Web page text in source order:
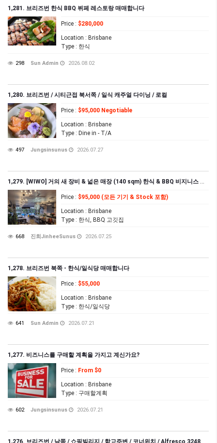
1,281. 브리즈번 한식 BBQ 뷔페 레스토랑 매매합니다
Price : $280,000
Location : Brisbane
Type : 한식
298 Sun Admin 2026.08.02
1,280. 브리즈번 / 시티근접 북서쪽 / 일식 캐주얼 다이닝 / 로컬
Price : $95,000 Negotiable
Location : Brisbane
Type : Dine in - T/A
497 Jungsinsunus 2026.07.27
1,279. [WIWO] 거의 새 장비 & 넓은 매장 (140 sqm) 한식 & BBQ 비지니스 급매
Price : $95,000 (모든 기기 & Stock 포함)
Location : Brisbane
Type : 한식, BBQ 고깃집
668 진희JinheeSunus 2026.07.25
1,278. 브리즈번 북쪽 - 한식/일식당 매매합니다
Price : $55,000
Location : Brisbane
Type : 한식/일식당
641 Sun Admin 2026.07.21
1,277. 비즈니스를 구매할 계획을 가지고 계신가요?
Price : From $0
Location : Brisbane
Type : 구매할계획
602 Jungsinsunus 2026.07.21
1,276. 브리즈번 / 남쪽 / 쇼핑빌리지 / 학교주변 / 코너위치 / Alfresco 3248